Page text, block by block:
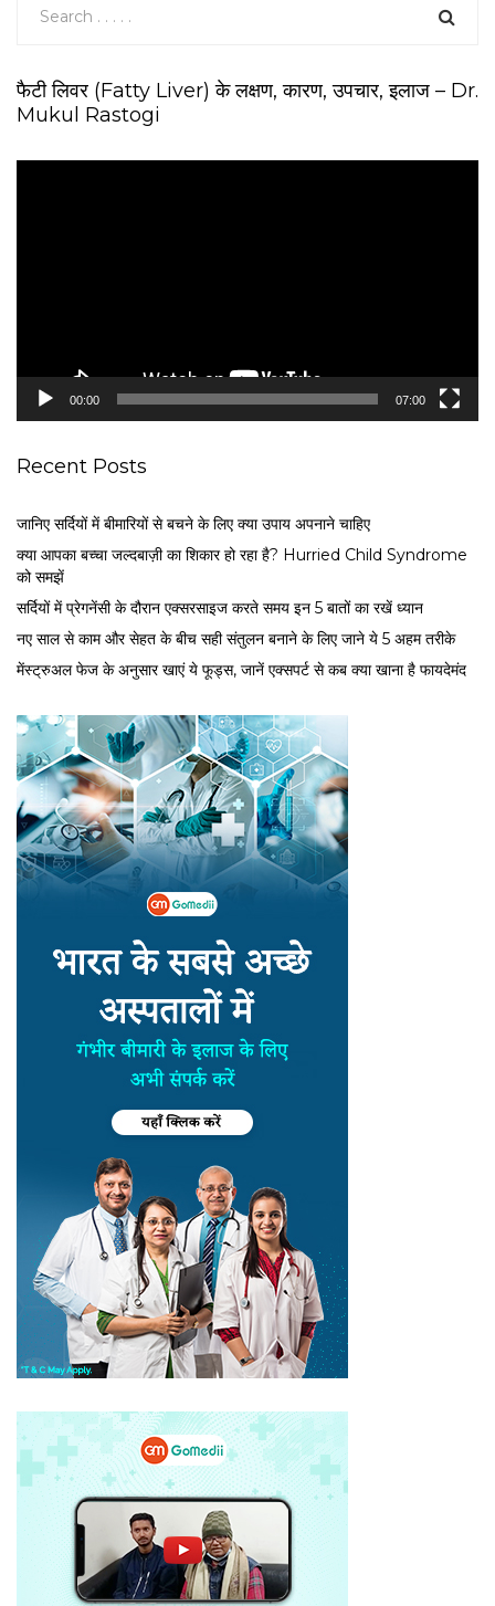
फैटी लिवर (Fatty Liver) के लक्षण, कारण, उपचार, इलाज – Dr.
Mukul Rastogi
00:00 07:00
Recent Posts
जानिए सर्दियों में बीमारियों से बचने के लिए क्या उपाय अपनाने चाहिए
क्या आपका बच्चा जल्दबाज़ी का शिकार हो रहा है? Hurried Child Syndrome
को समझें
सर्द‍ियों में प्रेगनेंसी के दौरान एक्सरसाइज करते समय इन 5 बातों का रखें ध्यान
नए साल से काम और सेहत के बीच सही संतुलन बनाने के लिए जाने ये 5 अहम तरीके
मेंस्ट्रुअल फेज के अनुसार खाएं ये फूड्स, जानें एक्सपर्ट से कब क्या खाना है फायदेमंद